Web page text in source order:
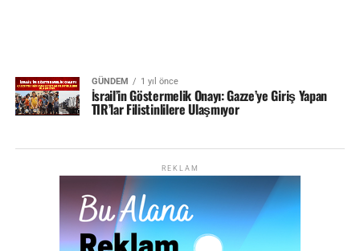
GÜNDEM 1 yıl önce
İsrail’in Göstermelik Onayı: Gazze’ye Giriş Yapan
TIR’lar Filistinlilere Ulaşmıyor
REKLAM